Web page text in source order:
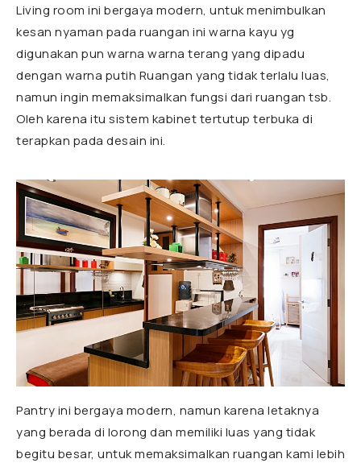
Living room ini bergaya modern, untuk menimbulkan
kesan nyaman pada ruangan ini warna kayu yg
digunakan pun warna warna terang yang dipadu
dengan warna putih Ruangan yang tidak terlalu luas,
namun ingin memaksimalkan fungsi dari ruangan tsb.
Oleh karena itu sistem kabinet tertutup terbuka di
terapkan pada desain ini.
Pantry ini bergaya modern, namun karena letaknya
yang berada di lorong dan memiliki luas yang tidak
begitu besar, untuk memaksimalkan ruangan kami lebih